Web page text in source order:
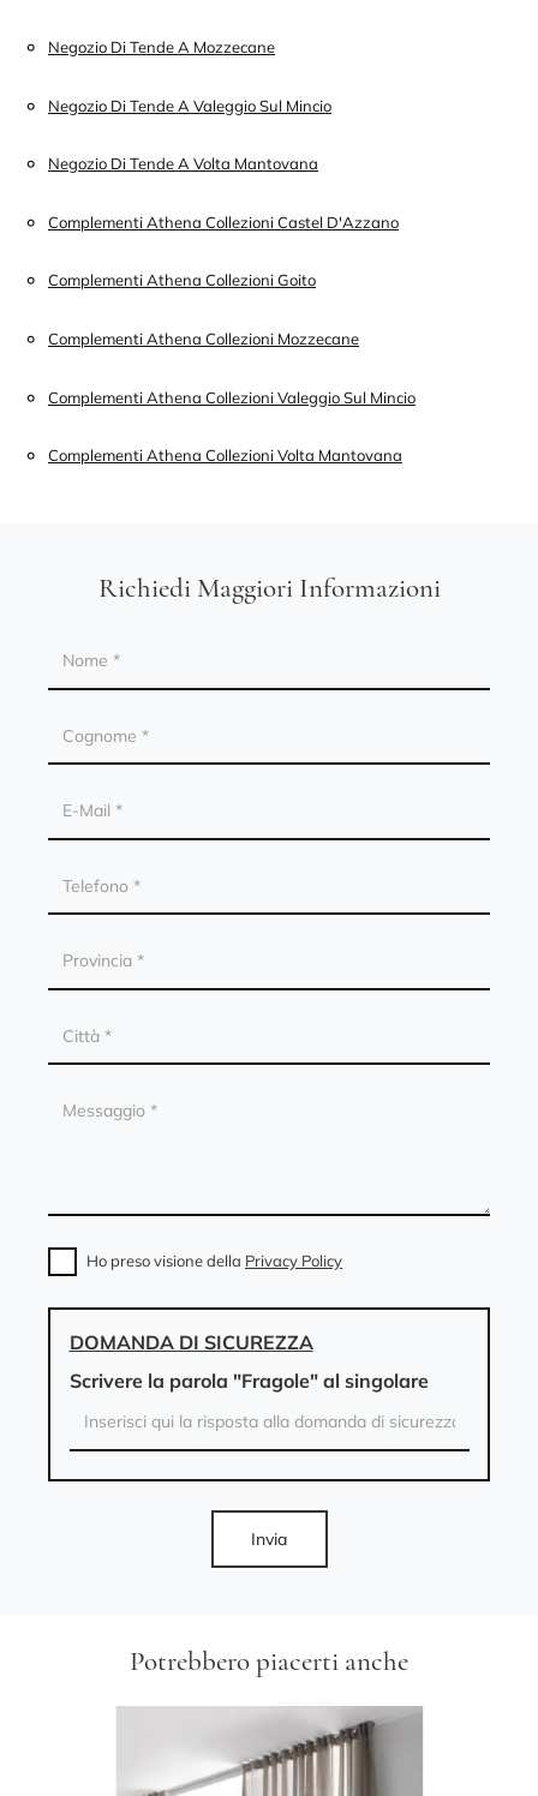
Negozio Di Tende A Mozzecane
Negozio Di Tende A Valeggio Sul Mincio
Negozio Di Tende A Volta Mantovana
Complementi Athena Collezioni Castel D'Azzano
Complementi Athena Collezioni Goito
Complementi Athena Collezioni Mozzecane
Complementi Athena Collezioni Valeggio Sul Mincio
Complementi Athena Collezioni Volta Mantovana
Richiedi Maggiori Informazioni
Ho preso visione della Privacy Policy
DOMANDA DI SICUREZZA
Scrivere la parola "Fragole" al singolare
Invia
Potrebbero piacerti anche